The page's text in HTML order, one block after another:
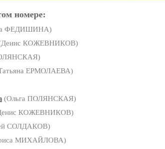
номере:
ФЕДИШИНА)
КОЖЕВНИКОВ)
ЕРМОЛАЕВА)
(Ольга ПОЛЯНСКАЯ)
КОЖЕВНИКОВ)
СОЛДАКОВ)
МИХАЙЛОВА)